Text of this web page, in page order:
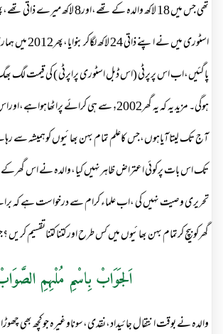
تھی جس میں 18 لاکھ والدہ کے تھے،اور8
اسٹوری میں نے اپنے
پاگئیں،اب اس پرپرٹی (اس ڈبل اسٹوری پراپرٹی ) کی قیمت لگ
ہوگی۔ مزید یہ کہ یہ گھر٫2002 سے ہی کرائے
آج تک لیتاآیاہوں،جس کاعلم تمام بہن بھائیوں کوہمیشہ سے
تک اس بات پرکوئی اعتراض ظاہرنہیں کیا،والدہ نے اس
تحریری وصیت نہیں کی ،اب علماء کرام سے درخواست ہے کہ
گھرکوبیچ کرتمام بہن بھائیوں میں کس طرح اورکتناکتناتقسیم کریں
اَلجَوَابْ بِاسْمِ مُلْہِمِ
والدہ نے بوقت انتقال جائیداد،نقدی،سوناوغیرہ جوکچھ